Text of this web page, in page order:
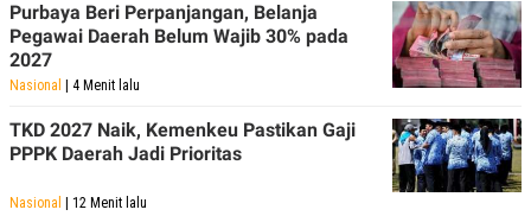
Purbaya Beri Perpanjangan, Belanja
Pegawai Daerah Belum Wajib 30% pada
2027
Nasional | 4 Menit lalu
TKD 2027 Naik, Kemenkeu Pastikan Gaji
PPPK Daerah Jadi Prioritas
Nasional | 12 Menit lalu